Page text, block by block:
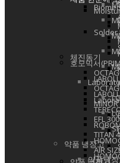
Solder
호모믹서
체진동기
EFL 300
TITAN
AIR
약품 냉장고
약품냉